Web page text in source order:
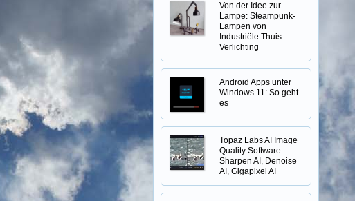
Von der Idee zur
Lampe: Steampunk-
Lampen von
Industriële Thuis
Verlichting
Android Apps unter
Windows 11: So geht
es
Topaz Labs AI Image
Quality Software:
Sharpen AI, Denoise
AI, Gigapixel AI